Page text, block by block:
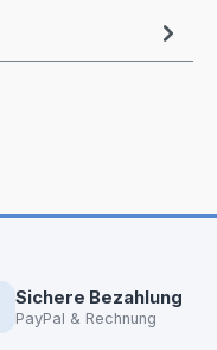
Sichere Bezahlung
PayPal & Rechnung